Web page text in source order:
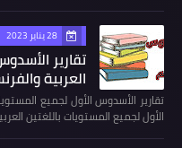
28 يناير 2023
تقارير
العربية
تقارير الأسدوس الأول لجميع
الأول لجميع المستويات باللغتين